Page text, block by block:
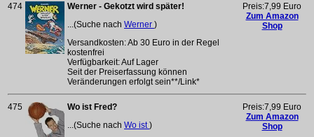
474
Werner - Gekotzt wird später!
...(Suche nach Werner )
Versandkosten: Ab 30 Euro in der Regel
kostenfrei
Verfügbarkeit: Auf Lager
Seit der Preiserfassung können
Veränderungen erfolgt sein**/Link*
Preis:7,99 Euro
Zum Amazon
Shop
475
Wo ist Fred?
...(Suche nach Wo ist)
Preis:7,99 Euro
Zum Amazon
Shop